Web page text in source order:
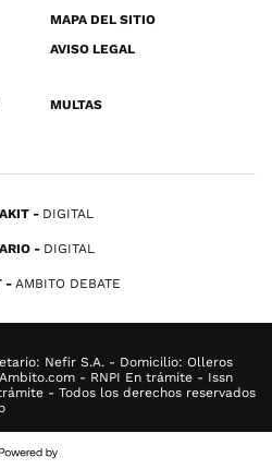
MAPA DEL SITIO
AVISO LEGAL
MULTAS
DIGITAL
DIGITAL
AMBITO DEBATE
Nefir S.A. - Domicilio: Olleros
- RNPI En trámite - Issn
- Todos los derechos reservados